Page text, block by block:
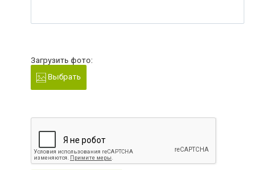
Загрузить фото:
Выбрать